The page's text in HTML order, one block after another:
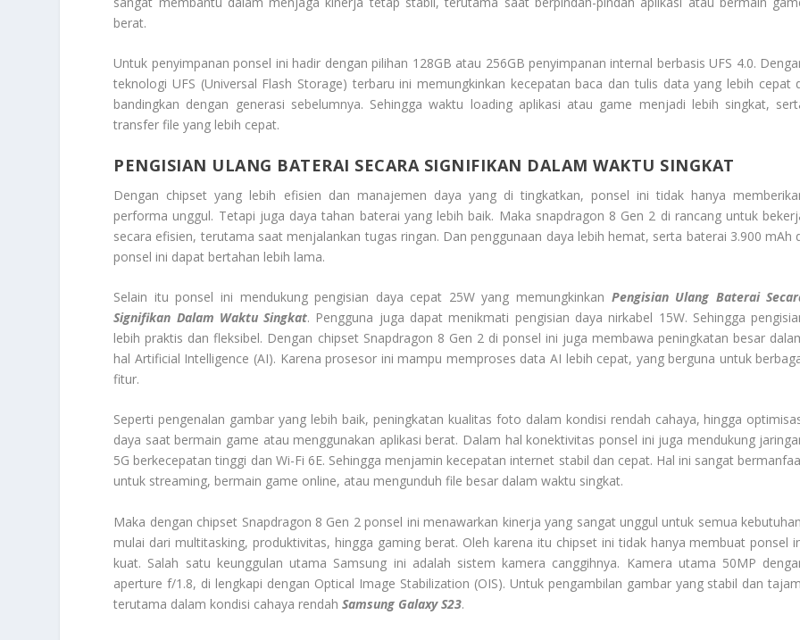
berat.
Untuk penyimpanan ponsel ini hadir dengan pilihan 128GB atau 256GB penyimpanan internal berbasis UFS 4.0.
teknologi UFS (Universal Flash Storage) terbaru ini memungkinkan kecepatan baca dan tulis data yang lebih cepat
bandingkan dengan generasi sebelumnya. Sehingga waktu loading aplikasi atau game menjadi lebih singkat,
transfer file yang lebih cepat.
PENGISIAN ULANG BATERAI SECARA SIGNIFIKAN DALAM WAKTU SINGKAT
Dengan chipset yang lebih efisien dan manajemen daya yang di tingkatkan, ponsel ini tidak hanya
performa unggul. Tetapi juga daya tahan baterai yang lebih baik. Maka snapdragon 8 Gen 2 di rancang untuk
secara efisien, terutama saat menjalankan tugas ringan. Dan penggunaan daya lebih hemat, serta baterai 3.900 mAh
ponsel ini dapat bertahan lebih lama.
Selain itu ponsel ini mendukung pengisian daya cepat 25W yang memungkinkan Pengisian Ulang Baterai
Signifikan Dalam Waktu Singkat. Pengguna juga dapat menikmati pengisian daya nirkabel 15W. Sehingga
lebih praktis dan fleksibel. Dengan chipset Snapdragon 8 Gen 2 di ponsel ini juga membawa peningkatan besar
hal Artificial Intelligence (AI). Karena prosesor ini mampu memproses data AI lebih cepat, yang berguna untuk
fitur.
Seperti pengenalan gambar yang lebih baik, peningkatan kualitas foto dalam kondisi rendah cahaya, hingga
daya saat bermain game atau menggunakan aplikasi berat. Dalam hal konektivitas ponsel ini juga mendukung
5G berkecepatan tinggi dan Wi-Fi 6E. Sehingga menjamin kecepatan internet stabil dan cepat. Hal ini sangat
untuk streaming, bermain game online, atau mengunduh file besar dalam waktu singkat.
Maka dengan chipset Snapdragon 8 Gen 2 ponsel ini menawarkan kinerja yang sangat unggul untuk semua
mulai dari multitasking, produktivitas, hingga gaming berat. Oleh karena itu chipset ini tidak hanya membuat ponsel
kuat. Salah satu keunggulan utama Samsung ini adalah sistem kamera canggihnya. Kamera utama 50MP
aperture f/1.8, di lengkapi dengan Optical Image Stabilization (OIS). Untuk pengambilan gambar yang stabil dan
terutama dalam kondisi cahaya rendahSamsung Galaxy S23.